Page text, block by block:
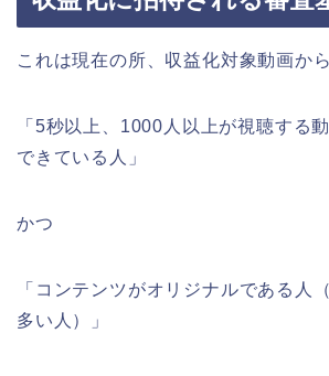
これは現在の所、収益化対象動画か
「5秒以上、1000人以上が視聴する
できている人」
かつ
「コンテンツがオリジナルである人
多い人）」